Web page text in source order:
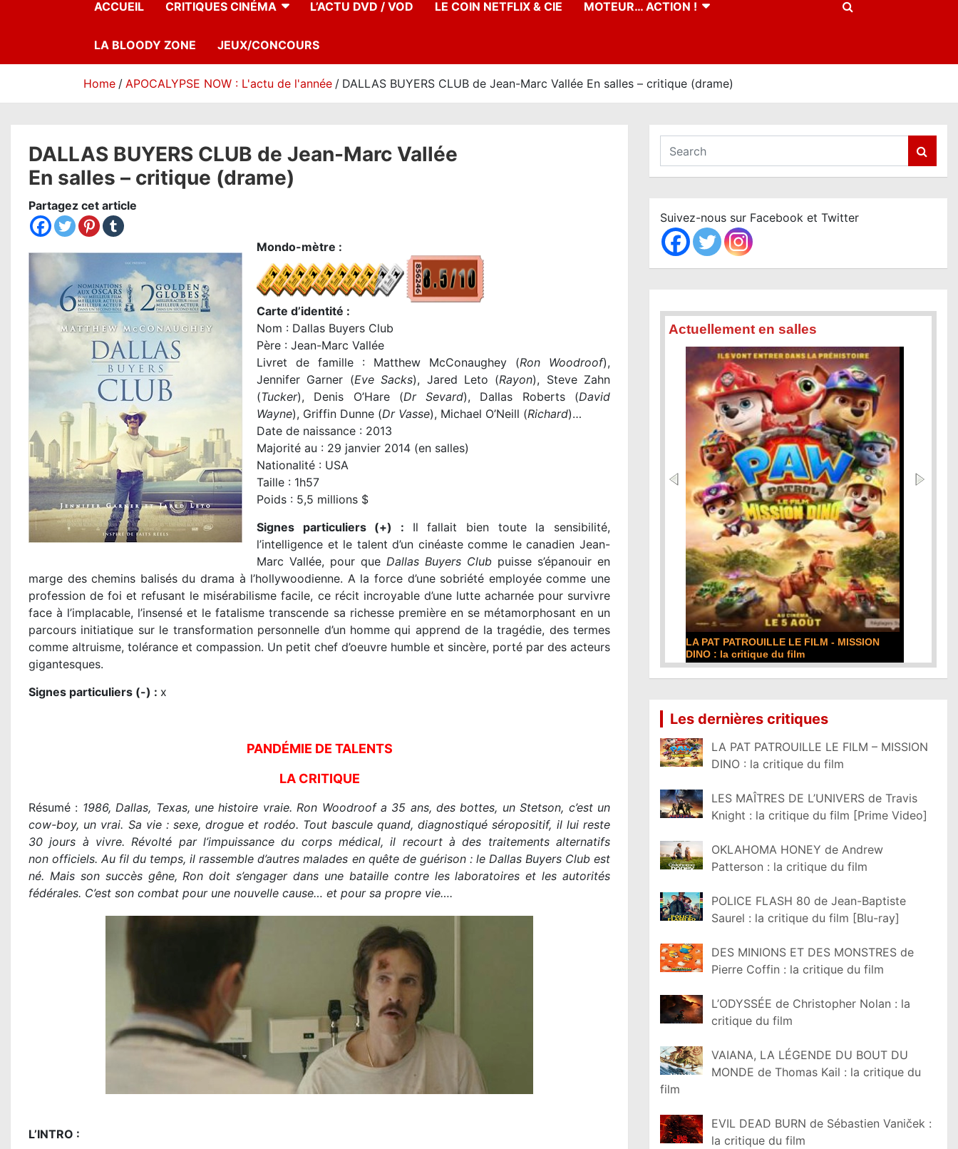
ACCUEIL CRITIQUES CINÉMA L’ACTU DVD / VOD LE COIN NETFLIX & CIE MOTEUR… ACTION !
LA BLOODY ZONE JEUX/CONCOURS
Home APOCALYPSE NOW : L'actu de l'année DALLAS BUYERS CLUB de Jean-Marc Vallée En salles – critique (drame)
DALLAS BUYERS CLUB de Jean-Marc Vallée
En salles – critique (drame)
Partagez cet article
Mondo-mètre :
Carte d’identité :
Nom : Dallas Buyers Club
Père : Jean-Marc Vallée
Livret de famille : Matthew McConaughey (Ron Woodroof),
Jennifer Garner (Eve Sacks), Jared Leto (Rayon), Steve Zahn
(Tucker), Denis O’Hare (Dr Sevard), Dallas Roberts (David
Wayne), Griffin Dunne (Dr Vasse), Michael O’Neill (Richard)…
Date de naissance : 2013
Majorité au : 29 janvier 2014 (en salles)
Nationalité : USA
Taille : 1h57
Poids : 5,5 millions $
Signes particuliers (+) : Il fallait bien toute la sensibilité,
l’intelligence et le talent d’un cinéaste comme le canadien Jean-
Marc Vallée, pour que Dallas Buyers Club puisse s’épanouir en
marge des chemins balisés du drama à l’hollywoodienne. A la force d’une sobriété employée comme une
profession de foi et refusant le misérabilisme facile, ce récit incroyable d’une lutte acharnée pour survivre
face à l’implacable, l’insensé et le fatalisme transcende sa richesse première en se métamorphosant en un
parcours initiatique sur le transformation personnelle d’un homme qui apprend de la tragédie, des termes
comme altruisme, tolérance et compassion. Un petit chef d’oeuvre humble et sincère, porté par des acteurs
gigantesques.
Signes particuliers (-) : x
PANDÉMIE DE TALENTS
LA CRITIQUE
Résumé : 1986, Dallas, Texas, une histoire vraie. Ron Woodroof a 35 ans, des bottes, un Stetson, c’est un
cow-boy, un vrai. Sa vie : sexe, drogue et rodéo. Tout bascule quand, diagnostiqué séropositif, il lui reste
30 jours à vivre. Révolté par l’impuissance du corps médical, il recourt à des traitements alternatifs
non officiels. Au fil du temps, il rassemble d’autres malades en quête de guérison : le Dallas Buyers Club est
né. Mais son succès gêne, Ron doit s’engager dans une bataille contre les laboratoires et les autorités
fédérales. C’est son combat pour une nouvelle cause… et pour sa propre vie….
L’INTRO :
a
c
h
Suivez-nous sur Facebook et Twitter
Actuellement en salles
LA PAT PATROUILLE LE FILM - MISSION
DINO : la critique du film
DE LA COMÉDIE-FRANÇAISE : la critique du
film
Les dernières critiques
LA PAT PATROUILLE LE FILM – MISSION
DINO : la critique du film
LES MAÎTRES DE L’UNIVERS de Travis
Knight : la critique du film [Prime Video]
OKLAHOMA HONEY de Andrew
Patterson : la critique du film
POLICE FLASH 80 de Jean-Baptiste
Saurel : la critique du film [Blu-ray]
DES MINIONS ET DES MONSTRES de
Pierre Coffin : la critique du film
L’ODYSSÉE de Christopher Nolan : la
critique du film
VAIANA, LA LÉGENDE DU BOUT DU
MONDE de Thomas Kail : la critique du
film
EVIL DEAD BURN de Sébastien Vaniček :
la critique du film